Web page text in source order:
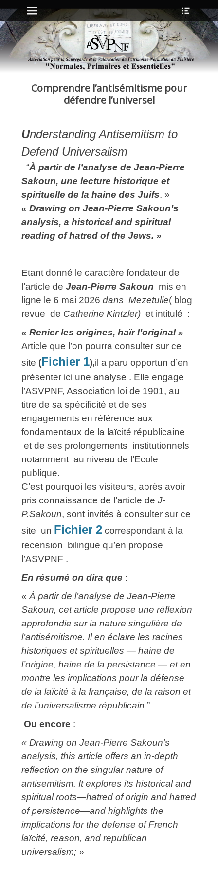
Menu principal
Aller
au
contenu
l’en-
tête
Comprendre l’antisémitisme pour
défendre l’universel
Understanding Antisemitism to
Defend Universalism
“À partir de l’analyse de Jean‑Pierre
Sakoun, une lecture historique et
spirituelle de la haine des Juifs. »
« Drawing on Jean‑Pierre Sakoun’s
analysis, a historical and spiritual
reading of hatred of the Jews. »
Etant donné le caractère fondateur de
l’article de Jean-Pierre Sakoun mis en
ligne le 6 mai 2026 dans Mezetulle( blog
revue de Catherine Kintzler) et intitulé :
« Renier les origines, haïr l’original »
Article que l’on pourra consulter sur ce
site (Fichier 1),il a paru opportun d’en
présenter ici une analyse . Elle engage
l’ASVPNF, Association loi de 1901, au
titre de sa spécificité et de ses
engagements en référence aux
fondamentaux de la laïcité républicaine
et de ses prolongements institutionnels
notamment au niveau de l’Ecole
publique.
C’est pourquoi les visiteurs, après avoir
pris connaissance de l’article de J-
P.Sakoun, sont invités à consulter sur ce
site un Fichier 2 correspondant à la
recension bilingue qu’en propose
l’ASVPNF .
En résumé on dira que :
« À partir de l’analyse de Jean‑Pierre
Sakoun, cet article propose une réflexion
approfondie sur la nature singulière de
l’antisémitisme. Il en éclaire les racines
historiques et spirituelles — haine de
l’origine, haine de la persistance — et en
montre les implications pour la défense
de la laïcité à la française, de la raison et
de l’universalisme républicain.”
Ou encore :
« Drawing on Jean‑Pierre Sakoun’s
analysis, this article offers an in‑depth
reflection on the singular nature of
antisemitism. It explores its historical and
spiritual roots—hatred of origin and hatred
of persistence—and highlights the
implications for the defense of French
laïcité, reason, and republican
universalism; »